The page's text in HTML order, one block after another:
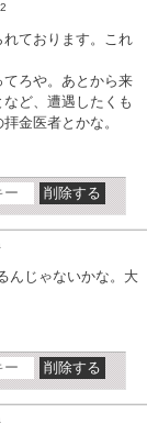
ております。これ
ろや。あとから来
ど、遭遇したくも
金医者とかな。
んじゃないかな。大